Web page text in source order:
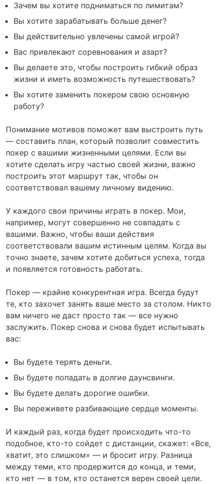
Зачем вы хотите подниматься по лимитам?
Вы хотите зарабатывать больше денег?
Вы действительно увлечены самой игрой?
Вас привлекают соревнования и азарт?
Вы делаете это, чтобы построить гибкий образ
жизни и иметь возможность путешествовать?
Вы хотите заменить покером свою основную
работу?
Понимание мотивов поможет вам выстроить путь
— составить план, который позволит совместить
покер с вашими жизненными целями. Если вы
хотите сделать игру частью своей жизни, важно
построить этот маршрут так, чтобы он
соответствовал вашему личному видению.
У каждого свои причины играть в покер. Мои,
например, могут совершенно не совпадать с
вашими. Важно, чтобы ваши действия
соответствовали вашим истинным целям. Когда вы
точно знаете, зачем хотите добиться успеха, тогда
и появляется готовность работать.
Покер — крайне конкурентная игра. Всегда будут
те, кто захочет занять ваше место за столом. Никто
вам ничего не даст просто так — все нужно
заслужить. Покер снова и снова будет испытывать
вас:
Вы будете терять деньги.
Вы будете попадать в долгие даунсвинги.
Вы будете делать дорогие ошибки.
Вы переживете разбивающие сердце моменты.
И каждый раз, когда будет происходить что-то
подобное, кто-то сойдет с дистанции, скажет: «Все,
хватит, это слишком» — и бросит игру. Разница
между теми, кто продержится до конца, и теми,
кто нет — в том, кто останется верен своей цели.